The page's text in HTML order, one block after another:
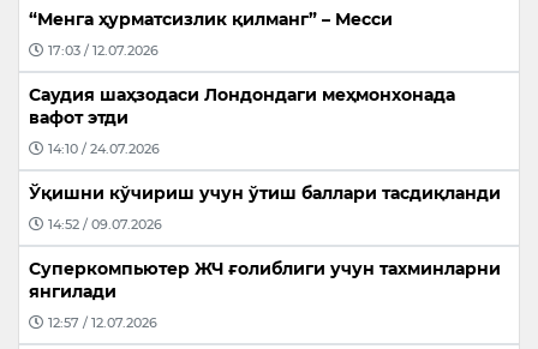
“Менга ҳурматсизлик қилманг” – Месси
17:03 / 12.07.2026
Саудия шаҳзодаси Лондондаги меҳмонхонада
вафот этди
14:10 / 24.07.2026
Ўқишни кўчириш учун ўтиш баллари тасдиқланди
14:52 / 09.07.2026
Суперкомпьютер ЖЧ ғолиблиги учун тахминларни
янгилади
12:57 / 12.07.2026